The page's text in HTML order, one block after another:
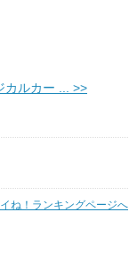
カルカー ... >>
ね！ランキングページへ